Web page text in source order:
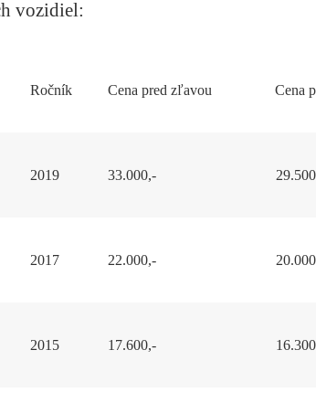
vozidiel:
Ročník Cena pred zľavou Cena
2019 33.000,-
2017 22.000,-
2015 17.600,-